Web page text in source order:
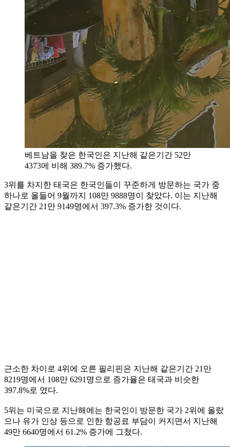
베트남을 찾은 한국인은 지난해 같은기간 52만
4373에 비해 389.7% 증가했다.
3위를 차지한 태국은 한국인들이 꾸준하게 방문하는 국가 중
하나로 올들어 9월까지 108만 9888명이 찾았다. 이는 지난해
같은기간 21만 9149명에서 397.3% 증가한 것이다.
근소한 차이로 4위에 오른 필리핀은 지난해 같은기간 21만
8219명에서 108만 6291명으로 증가율은 태국과 비슷한
397.8%로 였다.
5위는 미국으로 지난해에는 한국인이 방문한 국가 2위에 올랐
으나 유가 인상 등으로 인한 항공료 부담이 커지면서 지난해
49만 6640명에서 61.2% 증가에 그쳤다.